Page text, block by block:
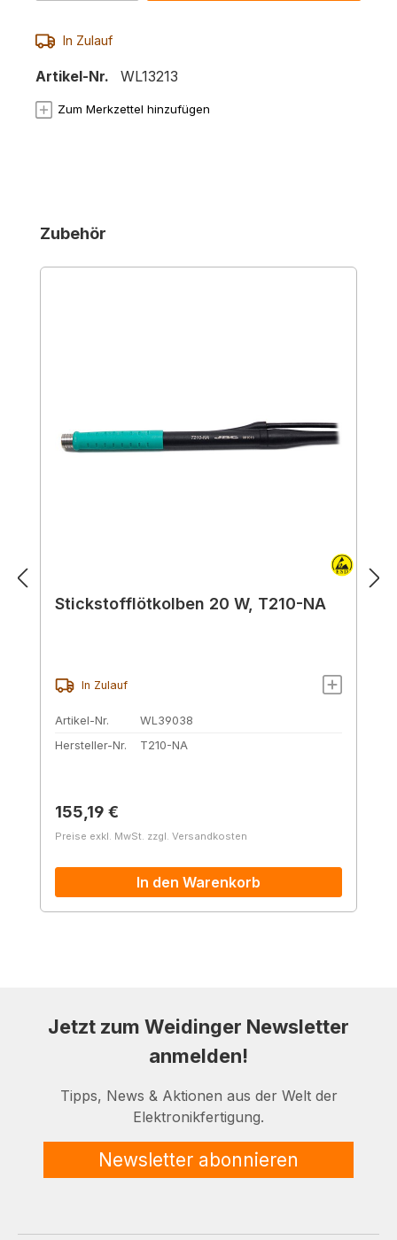
In Zulauf
Artikel-Nr. WL13213
Zum Merkzettel hinzufügen
Produktgalerie überspringen
Zubehör
Stickstofflötkolben 20 W, T210-NA
In Zulauf
Artikel-Nr.
WL39038
Hersteller-Nr.
T210-NA
Regulärer Preis:
155,19 €
Preise exkl. MwSt. zzgl. Versandkosten
In den Warenkorb
Jetzt zum Weidinger Newsletter
anmelden!
Tipps, News & Aktionen aus der Welt der
Elektronikfertigung.
Newsletter abonnieren